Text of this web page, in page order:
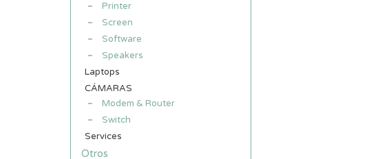
Printer
Screen
Software
Speakers
Laptops
CÁMARAS
Modem & Router
Switch
Services
Otros